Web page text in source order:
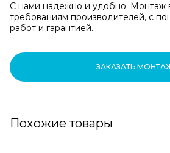
С нами надежно и удобно. Монтаж
требованиям производителей, с
работ и гарантией.
ЗАКАЗАТЬ
Похожие товары